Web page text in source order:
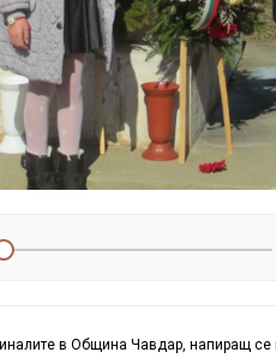
в Община Чавдар, напиращ